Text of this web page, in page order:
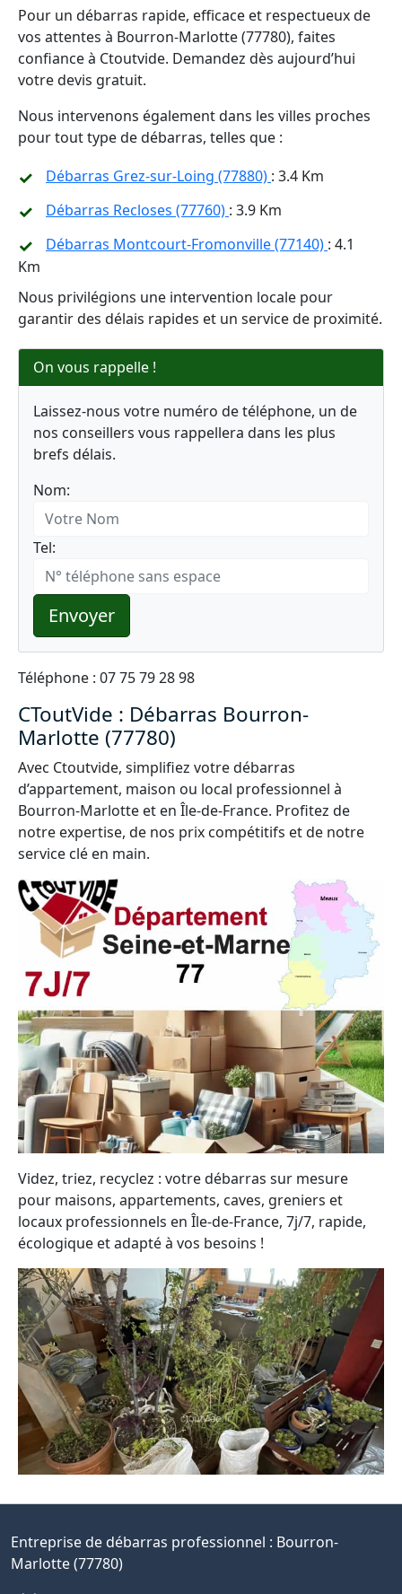
Pour un débarras rapide, efficace et respectueux de
vos attentes à Bourron-Marlotte (77780), faites
confiance à Ctoutvide. Demandez dès aujourd’hui
votre devis gratuit.
Nous intervenons également dans les villes proches
pour tout type de débarras, telles que :
Débarras Grez-sur-Loing (77880) : 3.4 Km
Débarras Recloses (77760) : 3.9 Km
Débarras Montcourt-Fromonville (77140) : 4.1
Km
Nous privilégions une intervention locale pour
garantir des délais rapides et un service de proximité.
On vous rappelle !
Laissez-nous votre numéro de téléphone, un de
nos conseillers vous rappellera dans les plus
brefs délais.
Nom:
Tel:
Envoyer
Téléphone : 07 75 79 28 98
CToutVide : Débarras Bourron-
Marlotte (77780)
Avec Ctoutvide, simplifiez votre débarras
d’appartement, maison ou local professionnel à
Bourron-Marlotte et en Île-de-France. Profitez de
notre expertise, de nos prix compétitifs et de notre
service clé en main.
Videz, triez, recyclez : votre débarras sur mesure
pour maisons, appartements, caves, greniers et
locaux professionnels en Île-de-France, 7j/7, rapide,
écologique et adapté à vos besoins !
Entreprise de débarras professionnel : Bourron-
Marlotte (77780)